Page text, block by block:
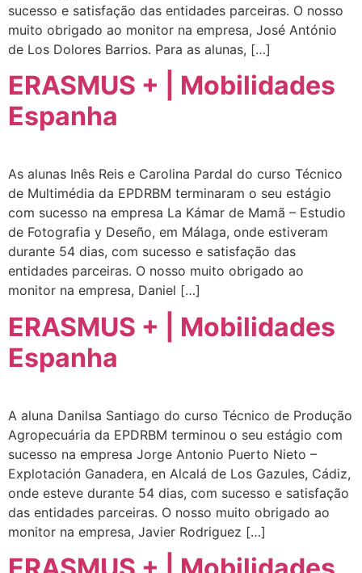
sucesso e satisfação das entidades parceiras. O nosso
muito obrigado ao monitor na empresa, José António
de Los Dolores Barrios. Para as alunas, […]
ERASMUS + | Mobilidades
Espanha
As alunas Inês Reis e Carolina Pardal do curso Técnico
de Multimédia da EPDRBM terminaram o seu estágio
com sucesso na empresa La Kámar de Mamã – Estudio
de Fotografia y Deseño, em Málaga, onde estiveram
durante 54 dias, com sucesso e satisfação das
entidades parceiras. O nosso muito obrigado ao
monitor na empresa, Daniel […]
ERASMUS + | Mobilidades
Espanha
A aluna Danilsa Santiago do curso Técnico de Produção
Agropecuária da EPDRBM terminou o seu estágio com
sucesso na empresa Jorge Antonio Puerto Nieto –
Explotación Ganadera, en Alcalá de Los Gazules, Cádiz,
onde esteve durante 54 dias, com sucesso e satisfação
das entidades parceiras. O nosso muito obrigado ao
monitor na empresa, Javier Rodriguez […]